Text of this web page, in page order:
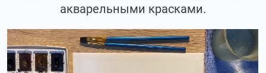
акварельными красками.